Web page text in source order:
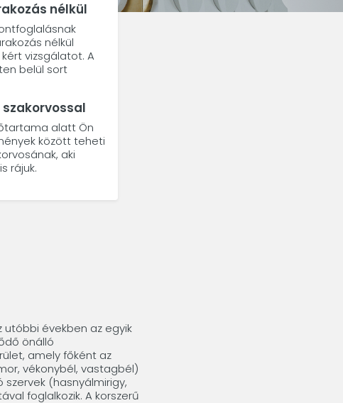
nélkül
nélkül
vizsgálatot. A
belül sort
szakorvossal
alatt Ön
között teheti
aki
rájuk.
években az egyik
önálló
amely főként az
vékonybél, vastagbél)
(hasnyálmirigy,
foglalkozik. A korszerű